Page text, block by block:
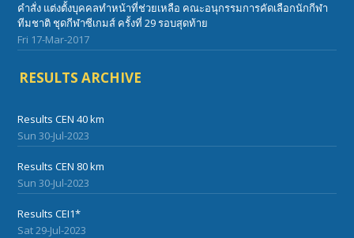
คำสั่ง แต่งตั้งบุคคลทำหน้าที่ช่วยเหลือ คณะอนุกรรมการคัดเลือกนักกีฬา
ทีมชาติ ชุดกีฬาซีเกมส์ ครั้งที่ 29 รอบสุดท้าย
Fri 17-Mar-2017
RESULTS ARCHIVE
Results CEN 40 km
Sun 30-Jul-2023
Results CEN 80 km
Sun 30-Jul-2023
Results CEI1*
Sat 29-Jul-2023